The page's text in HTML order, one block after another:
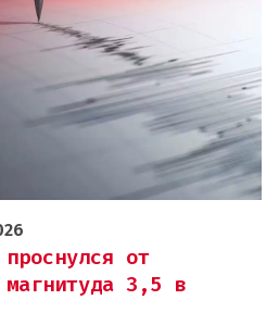
от
магнитуда 3,5 в